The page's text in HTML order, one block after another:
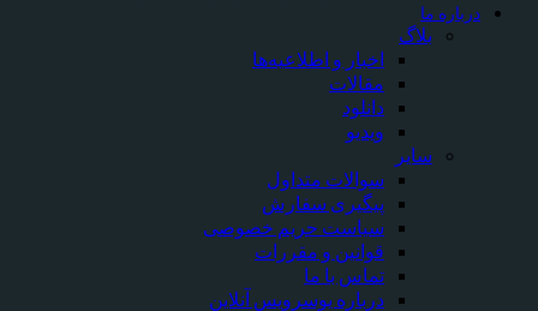
درباره ما
بلاگ
اخبار و اطلاعیه‌ها
مقالات
دانلود
ویدیو
سایر
سوالات متداول
پیگیری سفارش
سیاست حریم خصوصی
قوانین و مقررات
تماس با ما
درباره یوسرویس آنلاین